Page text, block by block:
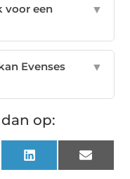
voor een
▼
Evenses
▼
op:
LinkedIn Email